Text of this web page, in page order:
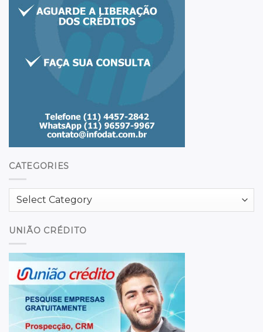
CATEGORIES
UNIÃO CRÉDITO